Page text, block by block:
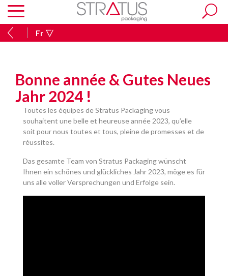
Fr
Bonne année & Gutes Neues
Jahr 2024 !
Toutes les équipes de Stratus Packaging vous
souhaitent une belle et heureuse année 2023, qu’elle
soit pour nous toutes et tous, pleine de promesses et de
réussites.
Das gesamte Team von Stratus Packaging wünscht
Ihnen ein schönes und glückliches Jahr 2023, möge es für
uns alle voller Versprechungen und Erfolge sein.